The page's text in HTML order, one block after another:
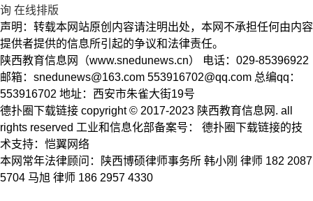
询 在线排版
声明：转载本网站原创内容请注明出处，本网不承担任何由内容
提供者提供的信息所引起的争议和法律责任。
陕西教育信息网（www.snedunews.cn） 电话：029-85396922
邮箱： snedunews@163.com 553916702@qq.com 总编qq：
553916702 地址：西安市朱雀大街19号
德扑圈下载链接 copyright © 2017-2023 陕西教育信息网. all
rights reserved 工业和信息化部备案号： 德扑圈下载链接的技
术支持：恺翼网络
本网常年法律顾问：陕西博硕律师事务所 韩小刚 律师 182 2087
5704 马旭 律师 186 2957 4330